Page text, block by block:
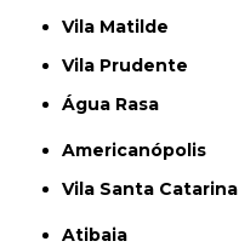
Vila Matilde
Vila Prudente
Água Rasa
Americanópolis
Vila Santa Catarina
Atibaia